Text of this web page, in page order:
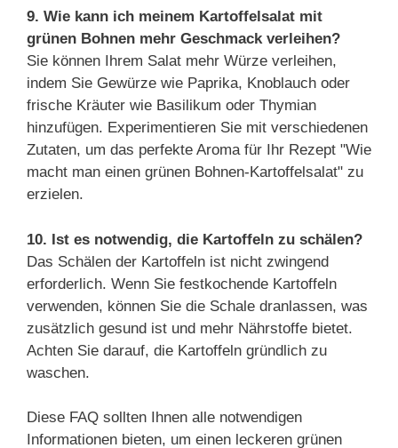
9. Wie kann ich meinem Kartoffelsalat mit
grünen Bohnen mehr Geschmack verleihen?
Sie können Ihrem Salat mehr Würze verleihen,
indem Sie Gewürze wie Paprika, Knoblauch oder
frische Kräuter wie Basilikum oder Thymian
hinzufügen. Experimentieren Sie mit verschiedenen
Zutaten, um das perfekte Aroma für Ihr Rezept "Wie
macht man einen grünen Bohnen-Kartoffelsalat" zu
erzielen.
10. Ist es notwendig, die Kartoffeln zu schälen?
Das Schälen der Kartoffeln ist nicht zwingend
erforderlich. Wenn Sie festkochende Kartoffeln
verwenden, können Sie die Schale dranlassen, was
zusätzlich gesund ist und mehr Nährstoffe bietet.
Achten Sie darauf, die Kartoffeln gründlich zu
waschen.
Diese FAQ sollten Ihnen alle notwendigen
Informationen bieten, um einen leckeren grünen